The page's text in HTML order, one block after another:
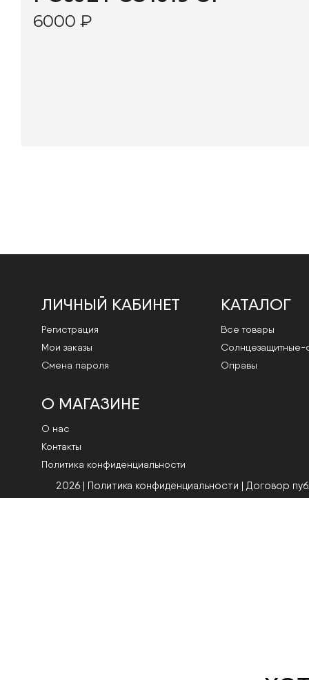
ЛИЧНЫЙ КАБИНЕТ
Регистрация
Мои заказы
Смена пароля
КАТАЛОГ
Все товары
Cолнцезащитные-
Оправы
О МАГАЗИНЕ
О нас
Контакты
Политика конфиденциальности
2026 | Политика конфиденциальности | Договор